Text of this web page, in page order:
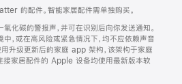
的配件。智能家居配件需单独购买。
化碳的警报声，并可在识别后向你发送通知。
，或在高风险或紧急情况下，均不应依赖声音
升级更新后的家庭 app 架构，该架构于家庭
接家居配件的 Apple 设备均使用最新版本软